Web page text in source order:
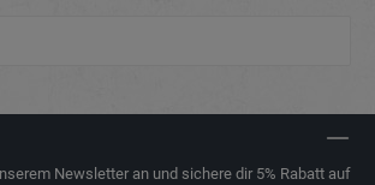
Newsletter an und sichere dir 5% Rabatt auf